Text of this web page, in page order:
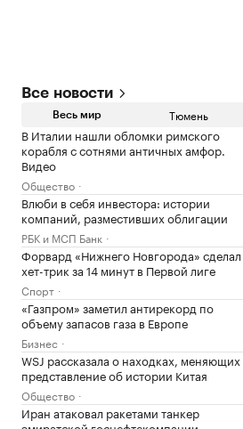
Все новости
Весь мир Тюмень
В Италии нашли обломки римского
корабля с сотнями античных амфор.
Видео
Общество
Влюби в себя инвестора: истории
компаний, разместивших облигации
РБК и МСП Банк
Форвард «Нижнего Новгорода» сделал
хет-трик за 14 минут в Первой лиге
Спорт
«Газпром» заметил антирекорд по
объему запасов газа в Европе
Бизнес
WSJ рассказала о находках, меняющих
представление об истории Китая
Общество
Иран атаковал ракетами танкер